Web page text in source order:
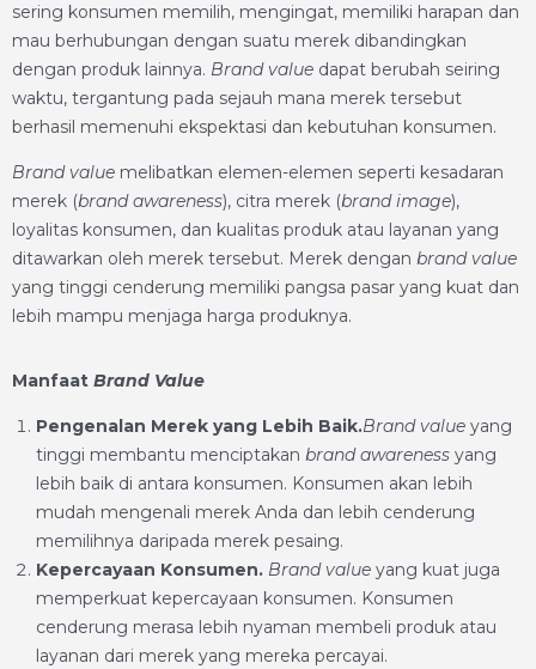
sering konsumen memilih, mengingat, memiliki harapan dan
mau berhubungan dengan suatu merek dibandingkan
dengan produk lainnya. Brand value dapat berubah seiring
waktu, tergantung pada sejauh mana merek tersebut
berhasil memenuhi ekspektasi dan kebutuhan konsumen.
Brand value melibatkan elemen-elemen seperti kesadaran
merek (brand awareness), citra merek (brand image),
loyalitas konsumen, dan kualitas produk atau layanan yang
ditawarkan oleh merek tersebut. Merek dengan brand value
yang tinggi cenderung memiliki pangsa pasar yang kuat dan
lebih mampu menjaga harga produknya.
Manfaat Brand Value
Pengenalan Merek yang Lebih Baik.Brand value yang
tinggi membantu menciptakan brand awareness yang
lebih baik di antara konsumen. Konsumen akan lebih
mudah mengenali merek Anda dan lebih cenderung
memilihnya daripada merek pesaing.
Kepercayaan Konsumen. Brand value yang kuat juga
memperkuat kepercayaan konsumen. Konsumen
cenderung merasa lebih nyaman membeli produk atau
layanan dari merek yang mereka percayai.